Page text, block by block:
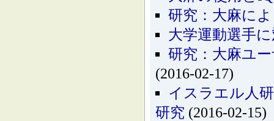
研究：大麻に
大学運動選手
研究：大麻ユ
(2016-02-17)
イスラエル人
研究 (2016-02-15)